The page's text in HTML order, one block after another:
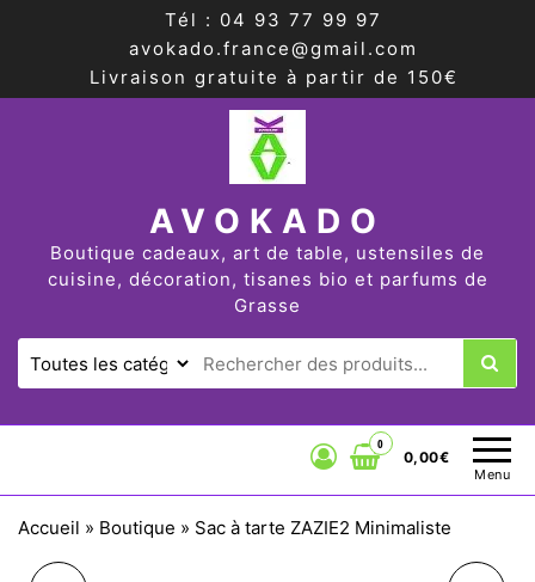
Tél : 04 93 77 99 97
avokado.france@gmail.com
Livraison gratuite à partir de 150€
AVOKADO
Boutique cadeaux, art de table, ustensiles de
cuisine, décoration, tisanes bio et parfums de
Grasse
Menu
0
0,00€
Accueil » Boutique » Sac à tarte ZAZIE2 Minimaliste